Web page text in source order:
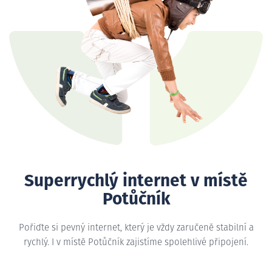
Superrychlý internet v místě
Potůčník
Pořiďte si pevný internet, který je vždy zaručeně stabilní a
rychlý. I v místě Potůčník zajistíme spolehlivé připojení.